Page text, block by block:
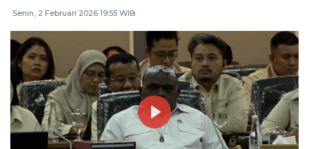
Senin, 2 Februari 2026 19:55 WIB
Play